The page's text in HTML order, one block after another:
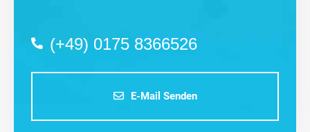
(+49) 0175 8366526
E-Mail Senden